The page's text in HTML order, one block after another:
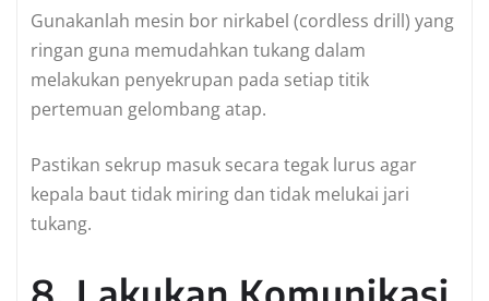
Gunakanlah mesin bor nirkabel (cordless drill) yang
ringan guna memudahkan tukang dalam
melakukan penyekrupan pada setiap titik
pertemuan gelombang atap.
Pastikan sekrup masuk secara tegak lurus agar
kepala baut tidak miring dan tidak melukai jari
tukang.